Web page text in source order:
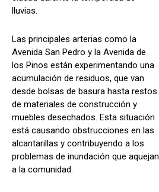
lluvias.
Las principales arterias como la
Avenida San Pedro y la Avenida de
los Pinos están experimentando una
acumulación de residuos, que van
desde bolsas de basura hasta restos
de materiales de construcción y
muebles desechados. Esta situación
está causando obstrucciones en las
alcantarillas y contribuyendo a los
problemas de inundación que aquejan
a la comunidad.